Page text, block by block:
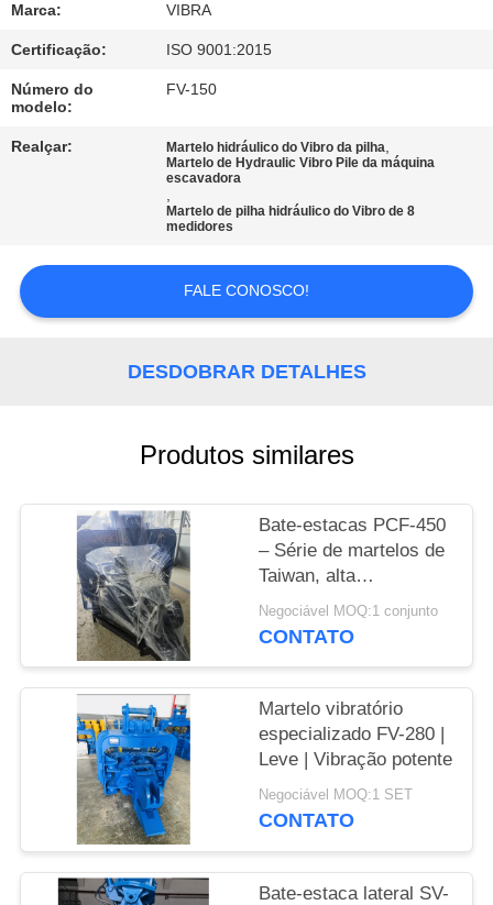
CONTROLE
DA
QUALIDADE
CONTACTE-
NOTÍCIA
CITAÇÕES
SITEMAP
PRIVACY
POLICY
Marca: VIBRA
Certificação: ISO 9001:2015
Número do
modelo:
FV-150
Realçar: Martelo hidráulico do Vibro da pilha,
Martelo de Hydraulic Vibro Pile da máquina
escavadora
,
Martelo de pilha hidráulico do Vibro de 8
medidores
FALE CONOSCO!
DESDOBRAR DETALHES
Produtos similares
Bate-estacas PCF-450
– Série de martelos de
Taiwan, alta
intercambialidade de
peças e força de 535
Negociável MOQ:1 conjunto
CONTATO
Martelo vibratório
especializado FV-280 |
Leve | Vibração potente
Negociável MOQ:1 SET
CONTATO
Bate-estaca lateral SV-